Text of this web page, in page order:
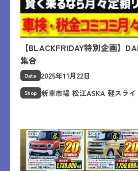
【BLACKFRIDAY特別企画】
集合
Date 2025年11月22日
Shop 新車市場 松江ASKA 軽スラ